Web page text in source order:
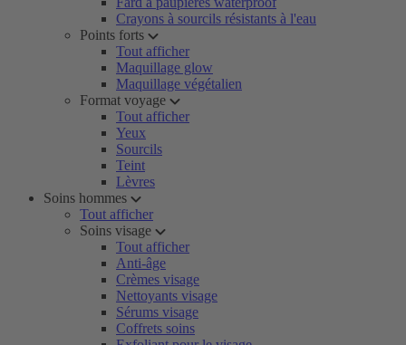
Crayons à sourcils résistants à l'eau
Points forts
Tout afficher
Maquillage glow
Maquillage végétalien
Format voyage
Tout afficher
Yeux
Sourcils
Teint
Lèvres
Soins hommes
Tout afficher
Soins visage
Tout afficher
Anti-âge
Crèmes visage
Nettoyants visage
Sérums visage
Coffrets soins